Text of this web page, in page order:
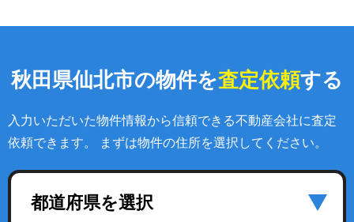
秋田県仙北市の物件を査定依頼する
入力いただいた物件情報から信頼できる不動産会社に査定
依頼できます。 まずは物件の住所を選択してください。
都道府県を選択